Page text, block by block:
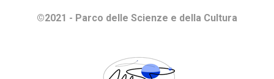
©2021 - Parco delle Scienze e della Cultura